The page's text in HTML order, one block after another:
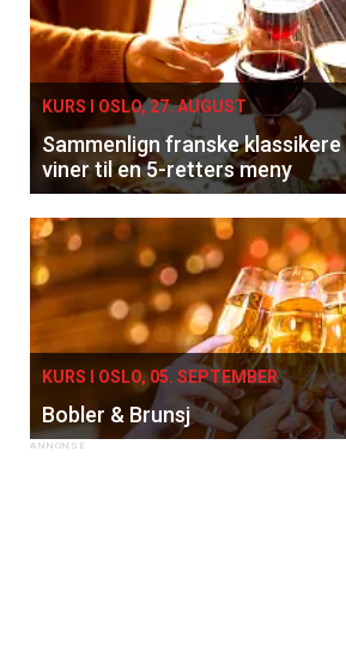
KURS I OSLO, 27. AUGUST
Sammenlign franske
viner til en 5-retters meny
KURS I OSLO, 05. SEPTEMBER
Bobler & Brunsj